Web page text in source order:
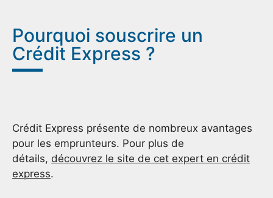
Pourquoi souscrire un
Crédit Express ?
Crédit Express présente de nombreux avantages
pour les emprunteurs. Pour plus de
détails, découvrez le site de cet expert en crédit
express.